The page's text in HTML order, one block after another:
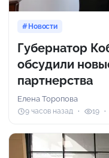
Новости
Губернатор
обсудили
партнерства
Елена Торопова
9 часов назад 19